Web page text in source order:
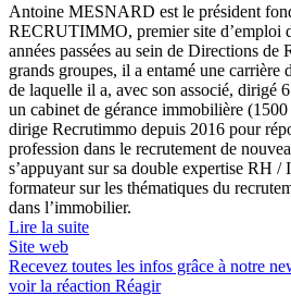
Antoine MESNARD est le président
RECRUTIMMO, premier site d’emploi
années passées au sein de Directions de
grands groupes, il a entamé une carrière
de laquelle il a, avec son associé, dirigé
un cabinet de gérance immobilière
dirige Recrutimmo depuis 2016 pour
profession dans le recrutement de
s’appuyant sur sa double expertise RH
formateur sur les thématiques du
dans l’immobilier.
Lire la suite
Site web
Recevez toutes les infos grâce à notre
voir la réaction Réagir